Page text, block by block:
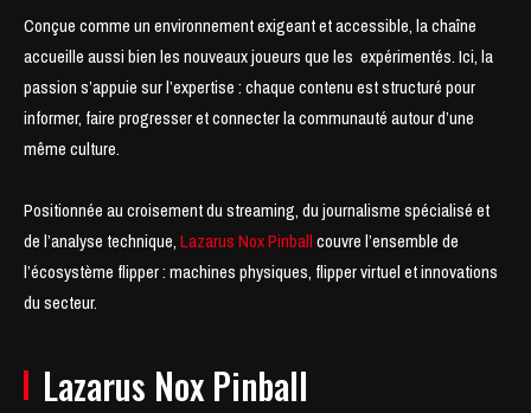
Conçue comme un environnement exigeant et accessible, la chaîne
accueille aussi bien les nouveaux joueurs que les expérimentés. Ici, la
passion s’appuie sur l’expertise : chaque contenu est structuré pour
informer, faire progresser et connecter la communauté autour d’une
même culture.
Positionnée au croisement du streaming, du journalisme spécialisé et
de l’analyse technique,Lazarus Nox Pinballcouvre l’ensemble de
l’écosystème flipper : machines physiques, flipper virtuel et innovations
du secteur.
Lazarus Nox Pinball